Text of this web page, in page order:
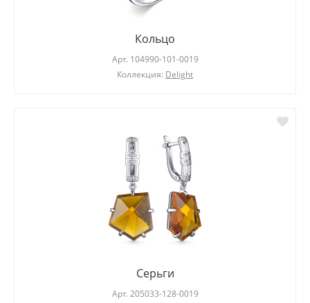
Кольцо
Арт. 104990-101-0019
Коллекция: Delight
Серьги
Арт. 205033-128-0019